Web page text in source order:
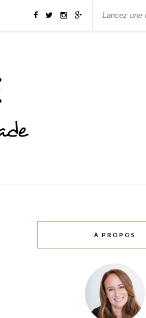
À PROPOS